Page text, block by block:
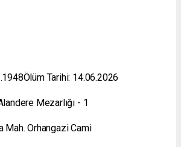
Tarihi: 14.06.2026
Mezarlığı - 1
Mah. Orhangazi Cami